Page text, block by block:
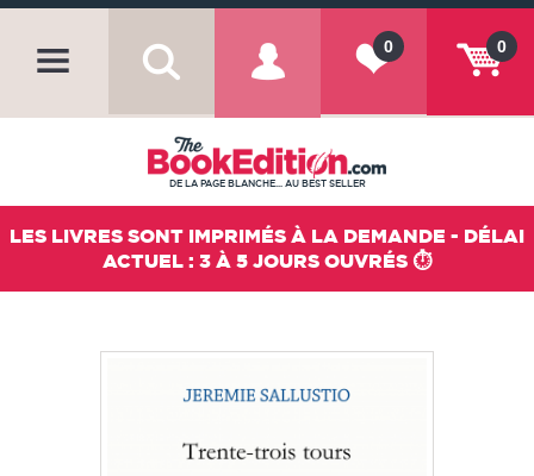
0
0
DE LA PAGE BLANCHE... AU BEST SELLER
LES LIVRES SONT IMPRIMÉS À LA DEMANDE - DÉLAI
ACTUEL : 3 À 5 JOURS OUVRÉS ⏱️